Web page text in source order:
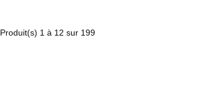
Produit(s) 1 à 12 sur 199